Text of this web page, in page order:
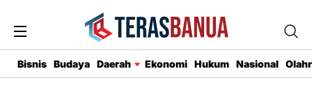
Bisnis Budaya Daerah Ekonomi Hukum Nasional